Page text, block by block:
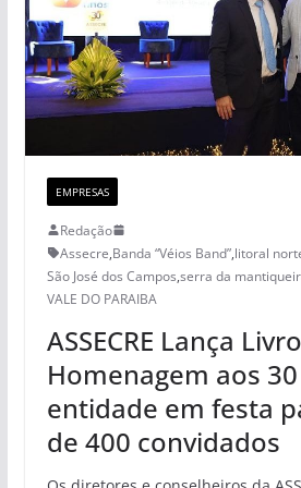
EMPRESAS
Redação
Assecre,Banda “Véios Band”,litoral
São José dos Campos,serra da
VALE DO PARAIBA
ASSECRE Lança
Homenagem aos
entidade em festa
de 400 convidados